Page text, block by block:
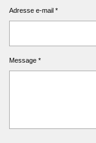
Adresse e-mail *
Message *